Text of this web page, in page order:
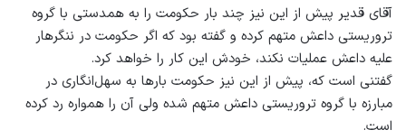
آقای قدیر پیش از این نیز چند بار حکومت را به همدستی با گروه
تروریستی داعش متهم کرده و گفته بود که اگر حکومت در ننگرهار
علیه داعش عملیات نکند، خودش این کار را خواهد کرد.
گفتنی است که، پيش از اين نيز حکومت بارها به سهل‌انگاری در
مبارزه با گروه تروريستی داعش متهم شده ولی آن را همواره رد کرده
است.